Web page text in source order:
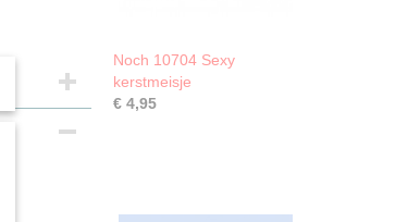
Noch 10704 Sexy
kerstmeisje
€ 4,95